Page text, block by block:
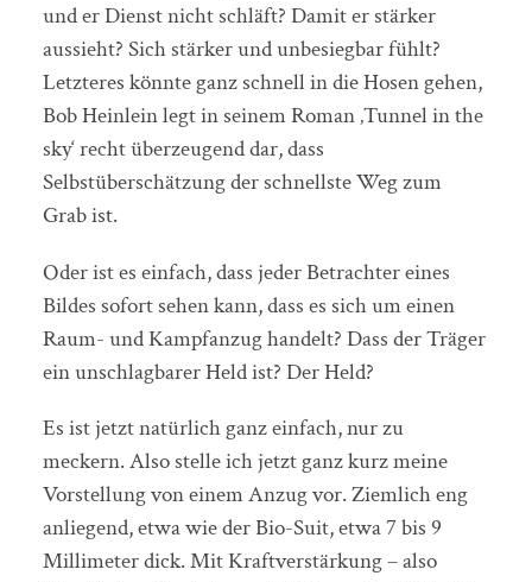
und er Dienst nicht schläft? Damit er stärker
aussieht? Sich stärker und unbesiegbar fühlt?
Letzteres könnte ganz schnell in die Hosen gehen,
Bob Heinlein legt in seinem Roman ‚Tunnel in the
sky‘ recht überzeugend dar, dass
Selbstüberschätzung der schnellste Weg zum
Grab ist.
Oder ist es einfach, dass jeder Betrachter eines
Bildes sofort sehen kann, dass es sich um einen
Raum- und Kampfanzug handelt? Dass der Träger
ein unschlagbarer Held ist? Der Held?
Es ist jetzt natürlich ganz einfach, nur zu
meckern. Also stelle ich jetzt ganz kurz meine
Vorstellung von einem Anzug vor. Ziemlich eng
anliegend, etwa wie der Bio-Suit, etwa 7 bis 9
Millimeter dick. Mit Kraftverstärkung – also